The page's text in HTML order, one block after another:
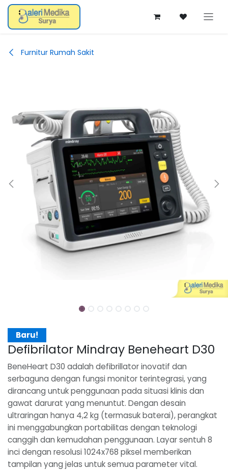
Skip ke Konten
Furnitur Rumah Sakit
Baru!
Defibrilator Mindray Beneheart D30
BeneHeart D30 adalah defibrillator inovatif dan
serbaguna dengan fungsi monitor terintegrasi, yang
dirancang untuk penggunaan pada situasi klinis dan
gawat darurat yang menuntut. Dengan desain
ultraringan hanya 4,2 kg (termasuk baterai), perangkat
ini menggabungkan portabilitas dengan teknologi
canggih dan kemudahan penggunaan. Layar sentuh 8
inci dengan resolusi 1024x768 piksel memberikan
tampilan yang jelas untuk semua parameter vital.